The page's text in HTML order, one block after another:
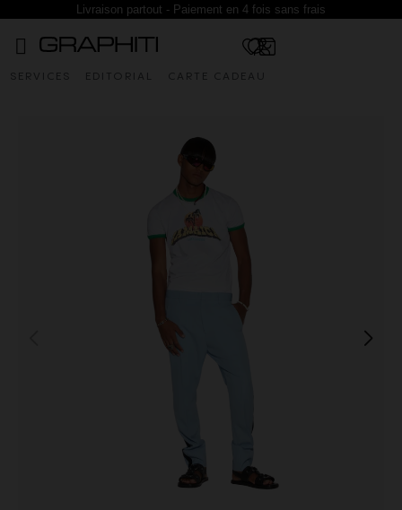
Livraison partout - Paiement en 4 fois sans frais
SERVICES EDITORIAL CARTE CADEAU